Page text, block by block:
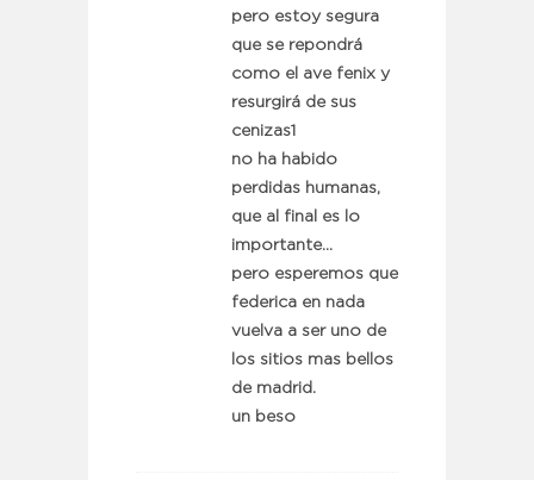
pero estoy segura
que se repondrá
como el ave fenix y
resurgirá de sus
cenizas1
no ha habido
perdidas humanas,
que al final es lo
importante…
pero esperemos que
federica en nada
vuelva a ser uno de
los sitios mas bellos
de madrid.
un beso